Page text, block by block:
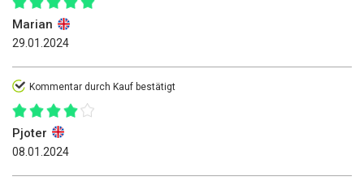
Marian
29.01.2024
Kommentar durch Kauf bestätigt
Pjoter
08.01.2024